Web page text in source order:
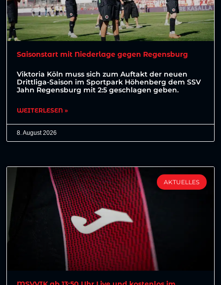
Saisonstart mit Niederlage gegen Regensburg
Viktoria Köln muss sich zum Auftakt der neuen
Drittliga-Saison im Sportpark Höhenberg dem SSV
Jahn Regensburg mit 2:5 geschlagen geben.
WEITERLESEN »
8. August 2026
AKTUELLES